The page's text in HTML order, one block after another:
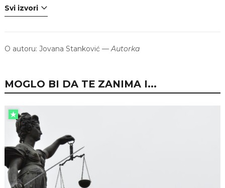
Svi izvori
O autoru: Jovana Stanković —Autorka
MOGLO BI DA TE ZANIMA I...